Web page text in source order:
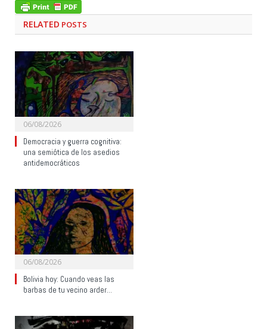
RELATED POSTS
06/08/2026
Democracia y guerra cognitiva:
una semiótica de los asedios
antidemocráticos
06/08/2026
Bolivia hoy: Cuando veas las
barbas de tu vecino arder…